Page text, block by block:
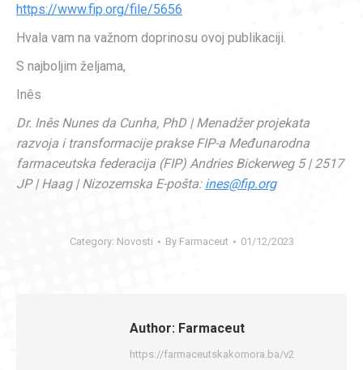
https://www.fip.org/file/5656
Hvala vam na važnom doprinosu ovoj publikaciji.
S najboljim željama,
Inês
Dr. Inês Nunes da Cunha, PhD | Menadžer projekata
razvoja i transformacije prakse FIP-a Međunarodna
farmaceutska federacija (FIP) Andries Bickerweg 5 | 2517
JP | Haag | Nizozemska E-pošta: ines@fip.org
Category: Novosti By Farmaceut 01/12/2023
Author: Farmaceut
https://farmaceutskakomora.ba/v2